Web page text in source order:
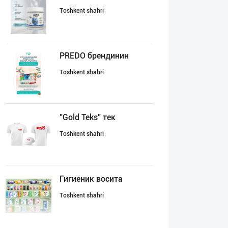
Toshkent shahri
PREDO брендинин
Toshkent shahri
"Gold Teks" тек
Toshkent shahri
Гигиеник восита
Toshkent shahri